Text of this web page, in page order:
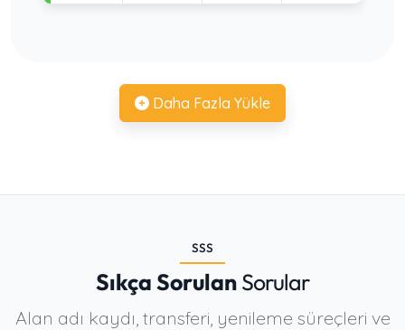
Daha Fazla Yükle
SSS
Sıkça SorulanSorular
Alan adı kaydı, transferi, yenileme süreçleri ve